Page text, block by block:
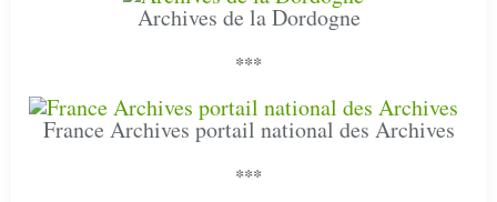
Archives de la Dordogne
***
France Archives portail national des Archives
***